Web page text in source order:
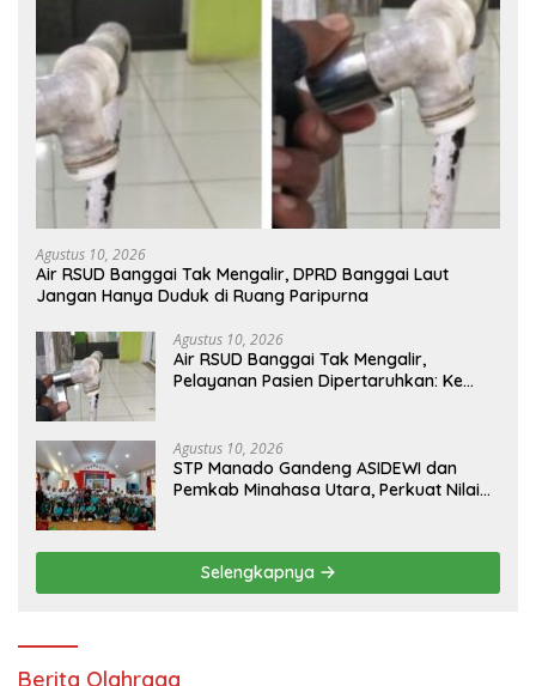
Agustus 10, 2026
Air RSUD Banggai Tak Mengalir, DPRD Banggai Laut
Jangan Hanya Duduk di Ruang Paripurna
Agustus 10, 2026
Air RSUD Banggai Tak Mengalir,
Pelayanan Pasien Dipertaruhkan: Ke
Agustus 10, 2026
‎STP Manado Gandeng ASIDEWI dan
Pemkab Minahasa Utara, Perkuat Nilai
Selengkapnya
Berita Olahraga